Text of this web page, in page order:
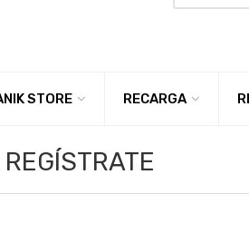
STORE RECARGA